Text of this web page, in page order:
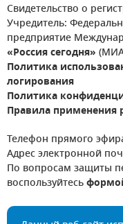
Свидетельство о
Учредитель:
предприятие
«Россия сегодня» (МИА
Политика
логирования
Политика
Правила применения
Телефон прямого
Адрес электронной
По вопросам защиты
воспользуйтесь